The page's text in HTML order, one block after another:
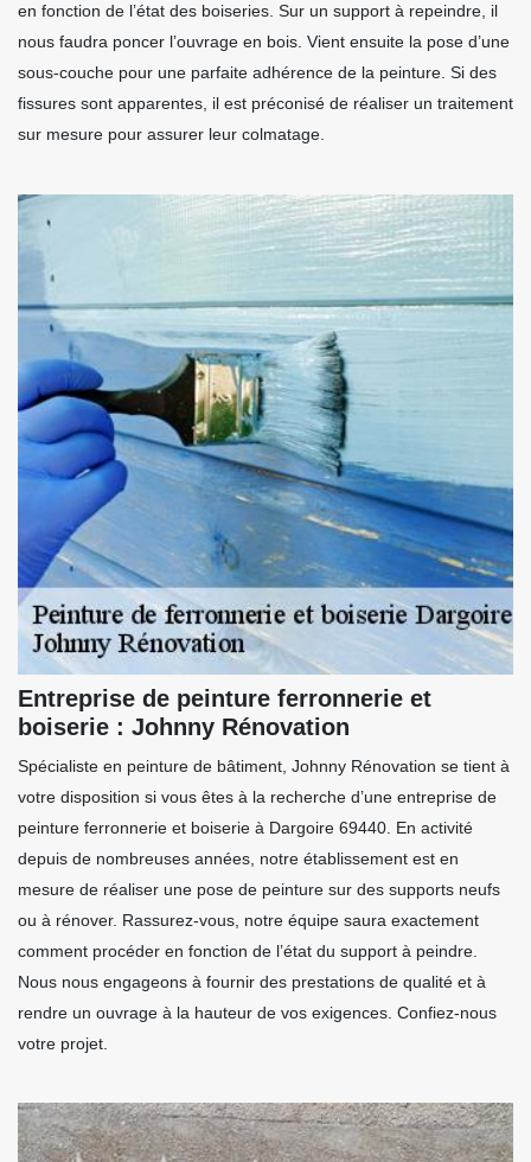
en fonction de l’état des boiseries. Sur un support à repeindre, il
nous faudra poncer l’ouvrage en bois. Vient ensuite la pose d’une
sous-couche pour une parfaite adhérence de la peinture. Si des
fissures sont apparentes, il est préconisé de réaliser un traitement
sur mesure pour assurer leur colmatage.
Entreprise de peinture ferronnerie et
boiserie : Johnny Rénovation
Spécialiste en peinture de bâtiment, Johnny Rénovation se tient à
votre disposition si vous êtes à la recherche d’une entreprise de
peinture ferronnerie et boiserie à Dargoire 69440. En activité
depuis de nombreuses années, notre établissement est en
mesure de réaliser une pose de peinture sur des supports neufs
ou à rénover. Rassurez-vous, notre équipe saura exactement
comment procéder en fonction de l’état du support à peindre.
Nous nous engageons à fournir des prestations de qualité et à
rendre un ouvrage à la hauteur de vos exigences. Confiez-nous
votre projet.